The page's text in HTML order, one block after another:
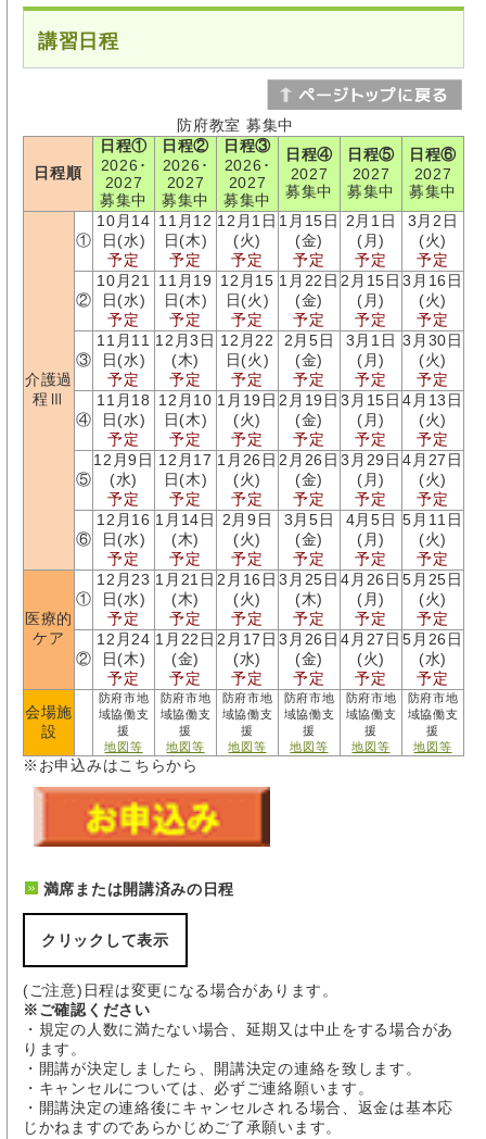
講習日程
防府教室 募集中
日程順
日程①
2026･
2027
募集中
日程②
2026･
2027
募集中
日程③
2026･
2027
募集中
日程④
2027
募集中
日程⑤
2027
募集中
日程⑥
2027
募集中
介護過
程Ⅲ
①
10月14
日(水)
予定
11月12
日(木)
予定
12月1日
(火)
予定
1月15日
(金)
予定
2月1日
(月)
予定
3月2日
(火)
予定
②
10月21
日(水)
予定
11月19
日(木)
予定
12月15
日(火)
予定
1月22日
(金)
予定
2月15日
(月)
予定
3月16日
(火)
予定
③
11月11
日(水)
予定
12月3日
(木)
予定
12月22
日(火)
予定
2月5日
(金)
予定
3月1日
(月)
予定
3月30日
(火)
予定
④
11月18
日(水)
予定
12月10
日(木)
予定
1月19日
(火)
予定
2月19日
(金)
予定
3月15日
(月)
予定
4月13日
(火)
予定
⑤
12月9日
(水)
予定
12月17
日(木)
予定
1月26日
(火)
予定
2月26日
(金)
予定
3月29日
(月)
予定
4月27日
(火)
予定
⑥
12月16
日(水)
予定
1月14日
(木)
予定
2月9日
(火)
予定
3月5日
(金)
予定
4月5日
(月)
予定
5月11日
(火)
予定
医療的
ケア
①
12月23
日(水)
予定
1月21日
(木)
予定
2月16日
(火)
予定
3月25日
(木)
予定
4月26日
(月)
予定
5月25日
(火)
予定
②
12月24
日(木)
予定
1月22日
(金)
予定
2月17日
(水)
予定
3月26日
(金)
予定
4月27日
(火)
予定
5月26日
(水)
予定
会場施
設
防府市地
域協働支
援
地図等
防府市地
域協働支
援
地図等
防府市地
域協働支
援
地図等
防府市地
域協働支
援
地図等
防府市地
域協働支
援
地図等
防府市地
域協働支
援
地図等
※お申込みはこちらから
満席または開講済みの日程
クリックして表示
(ご注意)日程は変更になる場合があります。
※ご確認ください
・規定の人数に満たない場合、延期又は中止をする場合があ
ります。
・開講が決定しましたら、開講決定の連絡を致します。
・キャンセルについては、必ずご連絡願います。
・開講決定の連絡後にキャンセルされる場合、返金は基本応
じかねますのであらかじめご了承願います。